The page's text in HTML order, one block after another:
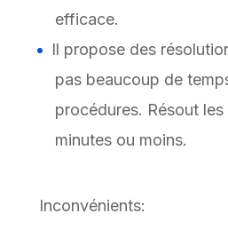
efficace.
Il propose des
pas beaucoup de
procédures. Résout
minutes ou moins.
Inconvénients: